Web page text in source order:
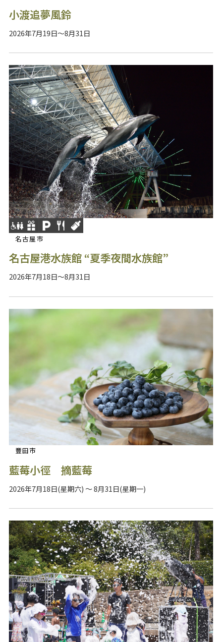
小渡追夢風鈴
2026年7月19日～8月31日
名古屋市
名古屋港水族館 “夏季夜間水族館”
2026年7月18日～8月31日
豐田市
藍莓小徑 摘藍莓
2026年7月18日(星期六) ～ 8月31日(星期一)